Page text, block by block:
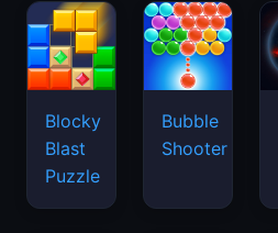
Blocky
Blast
Puzzle
Bubble
Shooter